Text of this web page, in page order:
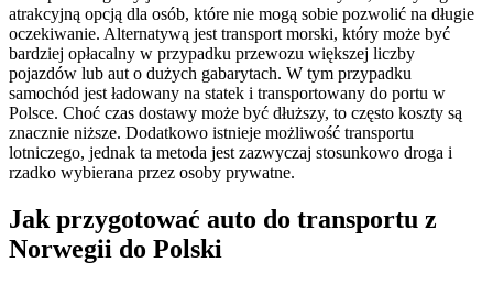
atrakcyjną opcją dla osób, które nie mogą sobie pozwolić na długie
oczekiwanie. Alternatywą jest transport morski, który może być
bardziej opłacalny w przypadku przewozu większej liczby
pojazdów lub aut o dużych gabarytach. W tym przypadku
samochód jest ładowany na statek i transportowany do portu w
Polsce. Choć czas dostawy może być dłuższy, to często koszty są
znacznie niższe. Dodatkowo istnieje możliwość transportu
lotniczego, jednak ta metoda jest zazwyczaj stosunkowo droga i
rzadko wybierana przez osoby prywatne.
Jak przygotować auto do transportu z
Norwegii do Polski